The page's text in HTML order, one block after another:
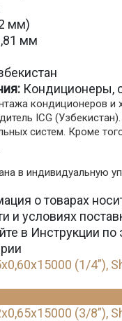
мм)
мм
Кондиционеры,
кондиционеров и
ICG
систем. Кроме
в индивидуальную
о товарах
и условиях
в Инструкции по
(1/4”),
(3/8”),